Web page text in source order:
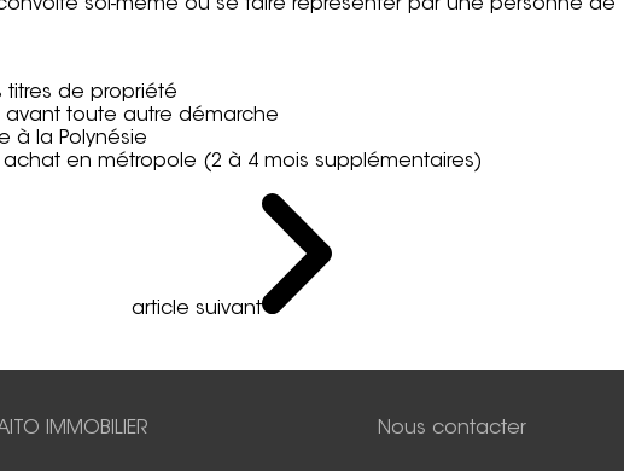
soi-même ou se faire représenter par une personne de
de propriété
avant toute autre démarche
à la Polynésie
achat en métropole (2 à 4 mois supplémentaires)
article suivant
IMMOBILIER Nous contacter